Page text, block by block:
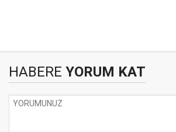
HABERE YORUM KAT